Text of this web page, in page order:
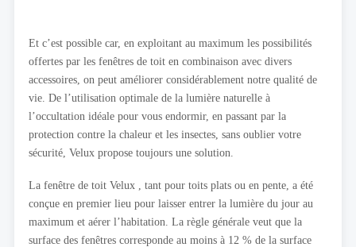
Et c’est possible car, en exploitant au maximum les possibilités
offertes par les fenêtres de toit en combinaison avec divers
accessoires, on peut améliorer considérablement notre qualité de
vie. De l’utilisation optimale de la lumière naturelle à
l’occultation idéale pour vous endormir, en passant par la
protection contre la chaleur et les insectes, sans oublier votre
sécurité, Velux propose toujours une solution.
La fenêtre de toit Velux , tant pour toits plats ou en pente, a été
conçue en premier lieu pour laisser entrer la lumière du jour au
maximum et aérer l’habitation. La règle générale veut que la
surface des fenêtres corresponde au moins à 12 % de la surface